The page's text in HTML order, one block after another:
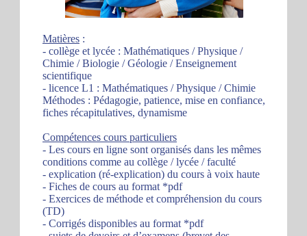
Matières :
- collège et lycée : Mathématiques / Physique /
Chimie / Biologie / Géologie / Enseignement
scientifique
- licence L1 : Mathématiques / Physique / Chimie
Méthodes : Pédagogie, patience, mise en confiance,
fiches récapitulatives, dynamisme
Compétences cours particuliers
- Les cours en ligne sont organisés dans les mêmes
conditions comme au collège / lycée / faculté
- explication (ré-explication) du cours à voix haute
- Fiches de cours au format *pdf
- Exercices de méthode et compréhension du cours
(TD)
- Corrigés disponibles au format *pdf